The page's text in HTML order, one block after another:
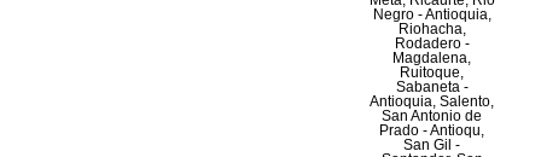
Negro - Antioquia,
Riohacha,
Rodadero -
Magdalena,
Ruitoque,
Sabaneta -
Antioquia, Salento,
San Antonio de
Prado - Antioqu,
San Gil -